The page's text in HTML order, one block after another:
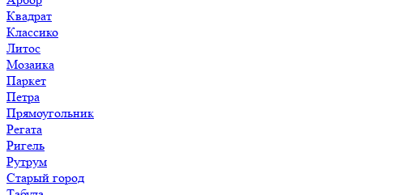
Квадрат
Классико
Литос
Мозаика
Паркет
Петра
Прямоугольник
Регата
Ригель
Рутрум
Старый город